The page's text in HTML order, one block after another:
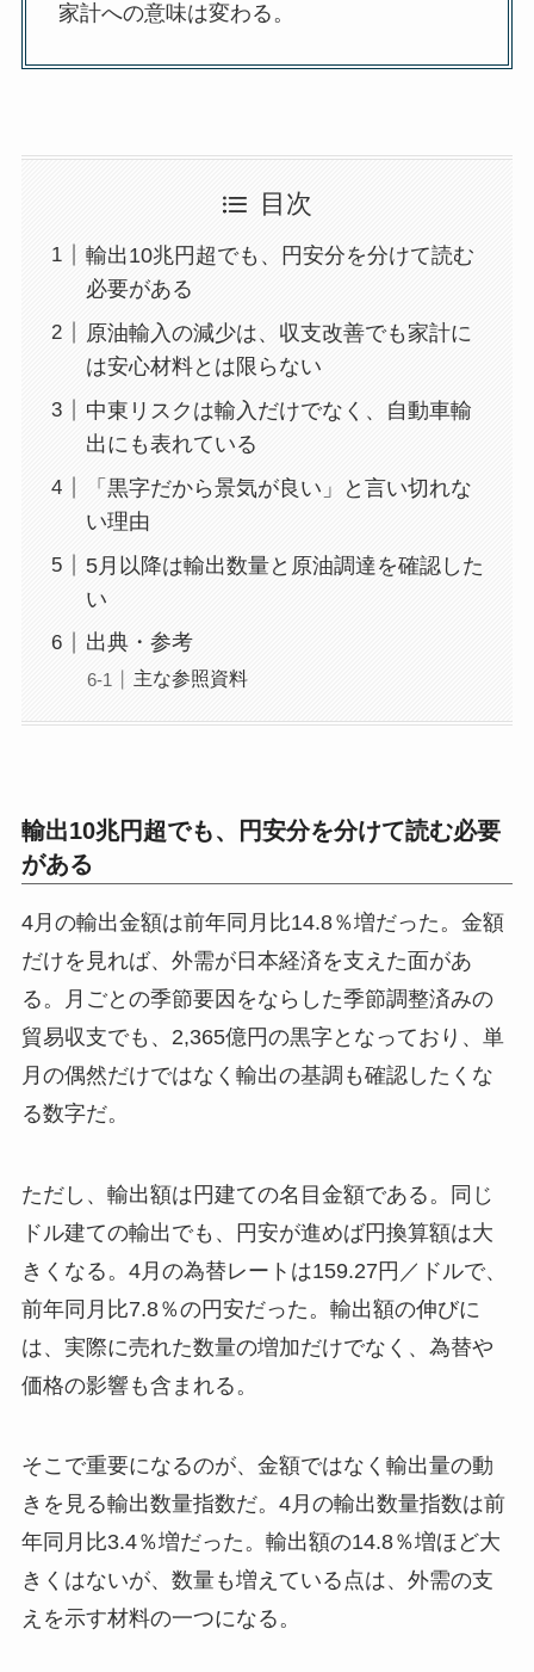
家計への意味は変わる。
目次
輸出10兆円超でも、円安分を分けて読む
必要がある
原油輸入の減少は、収支改善でも家計に
は安心材料とは限らない
中東リスクは輸入だけでなく、自動車輸
出にも表れている
「黒字だから景気が良い」と言い切れな
い理由
5月以降は輸出数量と原油調達を確認した
い
出典・参考
主な参照資料
輸出10兆円超でも、円安分を分けて読む必要
がある
4月の輸出金額は前年同月比14.8％増だった。金額
だけを見れば、外需が日本経済を支えた面があ
る。月ごとの季節要因をならした季節調整済みの
貿易収支でも、2,365億円の黒字となっており、単
月の偶然だけではなく輸出の基調も確認したくな
る数字だ。
ただし、輸出額は円建ての名目金額である。同じ
ドル建ての輸出でも、円安が進めば円換算額は大
きくなる。4月の為替レートは159.27円／ドルで、
前年同月比7.8％の円安だった。輸出額の伸びに
は、実際に売れた数量の増加だけでなく、為替や
価格の影響も含まれる。
そこで重要になるのが、金額ではなく輸出量の動
きを見る輸出数量指数だ。4月の輸出数量指数は前
年同月比3.4％増だった。輸出額の14.8％増ほど大
きくはないが、数量も増えている点は、外需の支
えを示す材料の一つになる。